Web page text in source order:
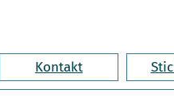
Kontakt